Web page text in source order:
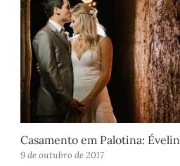
Casamento em Palotina:
9 de outubro de 2017